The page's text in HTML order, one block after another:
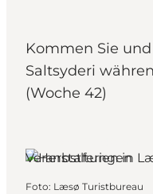
Reiseplanung
Kommen Sie
Saltsyderi
(Woche 42)
Veranstaltungen
Foto: Læsø Turistbureau